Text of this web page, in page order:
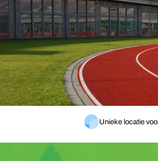
Unieke locatie